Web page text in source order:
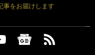
事をお届けします